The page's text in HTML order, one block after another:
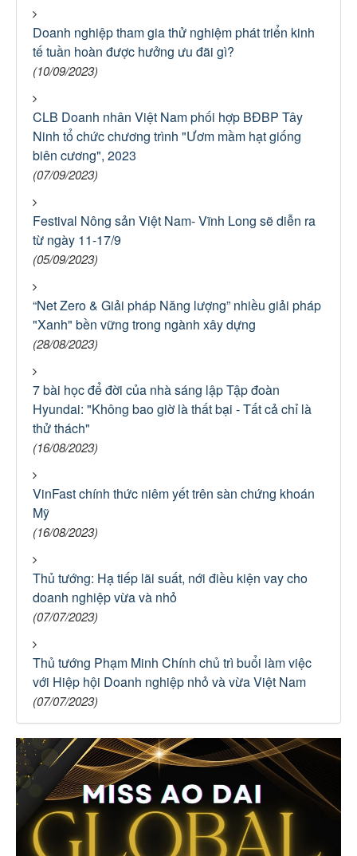
Doanh nghiệp tham gia thử nghiệm phát triển kinh
tế tuần hoàn được hưởng ưu đãi gì?
(10/09/2023)
CLB Doanh nhân Việt Nam phối hợp BĐBP Tây
Ninh tổ chức chương trình "Ươm mầm hạt giống
biên cương", 2023
(07/09/2023)
Festival Nông sản Việt Nam- Vĩnh Long sẽ diễn ra
từ ngày 11-17/9
(05/09/2023)
“Net Zero & Giải pháp Năng lượng” nhiều giải pháp
"Xanh" bền vững trong ngành xây dựng
(28/08/2023)
7 bài học để đời của nhà sáng lập Tập đoàn
Hyundai: "Không bao giờ là thất bại - Tất cả chỉ là
thử thách"
(16/08/2023)
VinFast chính thức niêm yết trên sàn chứng khoán
Mỹ
(16/08/2023)
Thủ tướng: Hạ tiếp lãi suất, nới điều kiện vay cho
doanh nghiệp vừa và nhỏ
(07/07/2023)
Thủ tướng Phạm Minh Chính chủ trì buổi làm việc
với Hiệp hội Doanh nghiệp nhỏ và vừa Việt Nam
(07/07/2023)